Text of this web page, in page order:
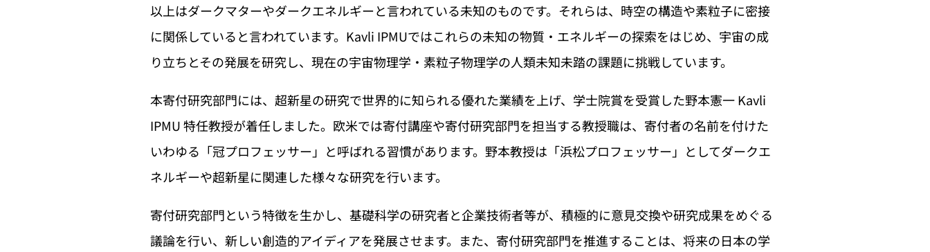
以上はダークマターやダークエネルギーと言われている未知のものです。それらは、時空の構造や素粒子に密接
に関係していると言われています。Kavli IPMUではこれらの未知の物質・エネルギーの探索をはじめ、宇宙の成
り立ちとその発展を研究し、現在の宇宙物理学・素粒子物理学の人類未知未踏の課題に挑戦しています。
本寄付研究部門には、超新星の研究で世界的に知られる優れた業績を上げ、学士院賞を受賞した野本憲一 Kavli
IPMU 特任教授が着任しました。欧米では寄付講座や寄付研究部門を担当する教授職は、寄付者の名前を付けた
いわゆる「冠プロフェッサー」と呼ばれる習慣があります。野本教授は「浜松プロフェッサー」としてダークエ
ネルギーや超新星に関連した様々な研究を行います。
寄付研究部門という特徴を生かし、基礎科学の研究者と企業技術者等が、積極的に意見交換や研究成果をめぐる
議論を行い、新しい創造的アイディアを発展させます。また、寄付研究部門を推進することは、将来の日本の学